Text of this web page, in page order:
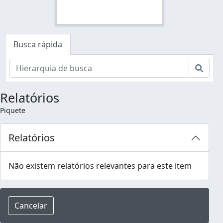
Busca rápida
Relatórios
Piquete
Relatórios
Não existem relatórios relevantes para este item
Cancelar